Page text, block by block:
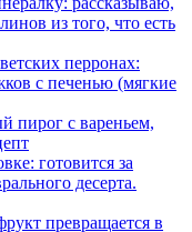
из того, что есть
перронах:
с печенью (мягкие
пирог с вареньем,
готовится за
десерта.
превращается в